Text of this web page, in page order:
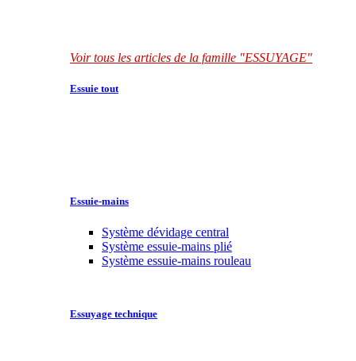
Voir tous les articles de la famille "ESSUYAGE"
Essuie tout
Essuie-mains
Système dévidage central
Système essuie-mains plié
Système essuie-mains rouleau
Essuyage technique